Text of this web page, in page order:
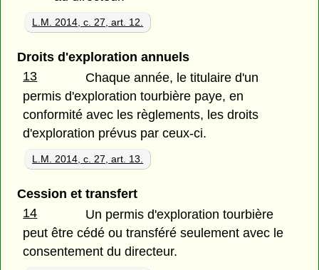
L.M. 2014, c. 27, art. 12.
Droits d'exploration annuels
13
Chaque année, le titulaire d'un
permis d'exploration tourbière paye, en
conformité avec les règlements, les droits
d'exploration prévus par ceux-ci.
L.M. 2014, c. 27, art. 13.
Cession et transfert
14
Un permis d'exploration tourbière
peut être cédé ou transféré seulement avec le
consentement du directeur.